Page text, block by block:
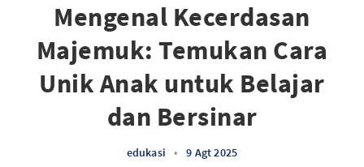
Mengenal Kecerdasan
Majemuk: Temukan Cara
Unik Anak untuk Belajar
dan Bersinar
edukasi • 9 Agt 2025